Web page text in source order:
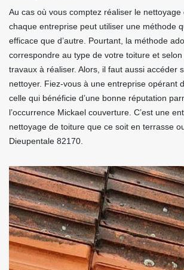
Au cas où vous comptez réaliser le nettoyage
chaque entreprise peut utiliser une méthode
efficace que d’autre. Pourtant, la méthode
correspondre au type de votre toiture et selon
travaux à réaliser. Alors, il faut aussi accéder
nettoyer. Fiez-vous à une entreprise opérant
celle qui bénéficie d’une bonne réputation
l’occurrence Mickael couverture. C’est une
nettoyage de toiture que ce soit en terrasse
Dieupentale 82170.